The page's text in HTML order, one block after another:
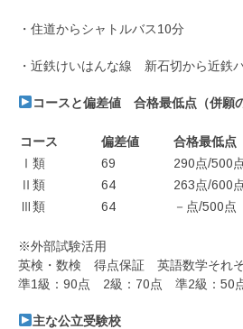
・住道からシャトルバス10分
・近鉄けいはんな線 新石切から近鉄
コースと偏差値 合格最低点（併願
コース 偏差値
合格最低点
Ⅰ類
69
290点/500
Ⅱ類
64
263点/600
Ⅲ類
64 －点/500点
※外部試験活用
英検・数検 得点保証 英語数学それ
準1級：90点 2級：70点 準2級：50
主な公立受験校